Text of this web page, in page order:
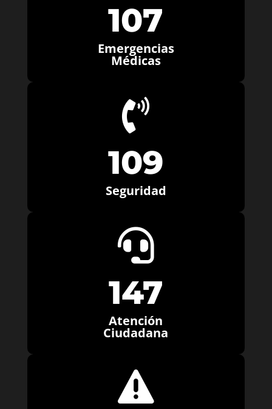
107
Emergencias
Médicas

109
Seguridad

147
Atención
Ciudadana
